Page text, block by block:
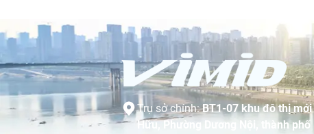
Trụ sở chính:BT1-07 khu đô thị mới
Hữu, Phường Dương Nội, thành phố